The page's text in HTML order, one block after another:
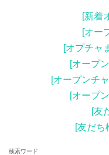
[新着
[オー
[オプチャ
[オープ
[オープンチ
[オープ
[友
[友だち
検索ワード